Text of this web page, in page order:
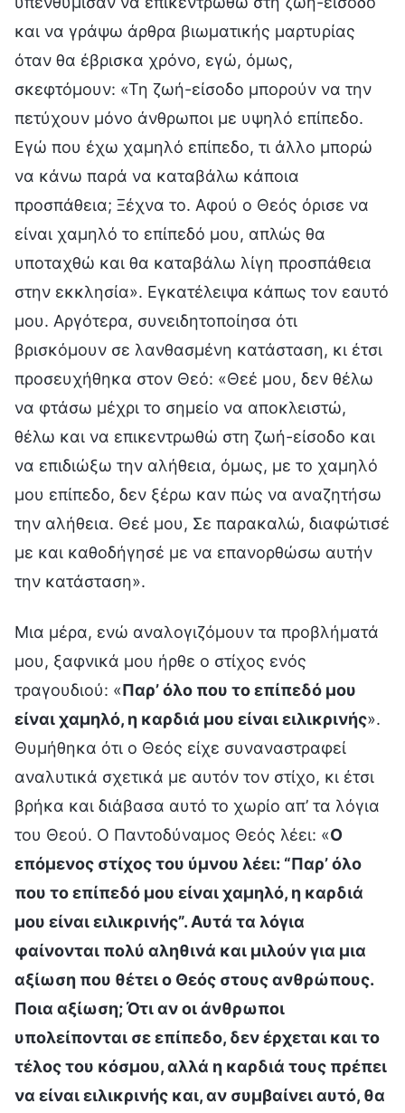
και να γράψω άρθρα βιωματικής μαρτυρίας
όταν θα έβρισκα χρόνο, εγώ, όμως,
σκεφτόμουν: «Τη ζωή-είσοδο μπορούν να την
πετύχουν μόνο άνθρωποι με υψηλό επίπεδο.
Εγώ που έχω χαμηλό επίπεδο, τι άλλο μπορώ
να κάνω παρά να καταβάλω κάποια
προσπάθεια; Ξέχνα το. Αφού ο Θεός όρισε να
είναι χαμηλό το επίπεδό μου, απλώς θα
υποταχθώ και θα καταβάλω λίγη προσπάθεια
στην εκκλησία». Εγκατέλειψα κάπως τον εαυτό
μου. Αργότερα, συνειδητοποίησα ότι
βρισκόμουν σε λανθασμένη κατάσταση, κι έτσι
προσευχήθηκα στον Θεό: «Θεέ μου, δεν θέλω
να φτάσω μέχρι το σημείο να αποκλειστώ,
θέλω και να επικεντρωθώ στη ζωή-είσοδο και
να επιδιώξω την αλήθεια, όμως, με το χαμηλό
μου επίπεδο, δεν ξέρω καν πώς να αναζητήσω
την αλήθεια. Θεέ μου, Σε παρακαλώ, διαφώτισέ
με και καθοδήγησέ με να επανορθώσω αυτήν
την κατάσταση».
Μια μέρα, ενώ αναλογιζόμουν τα προβλήματά
μου, ξαφνικά μου ήρθε ο στίχος ενός
τραγουδιού: «Παρ’ όλο που το επίπεδό μου
είναι χαμηλό, η καρδιά μου είναι ειλικρινής».
Θυμήθηκα ότι ο Θεός είχε συναναστραφεί
αναλυτικά σχετικά με αυτόν τον στίχο, κι έτσι
βρήκα και διάβασα αυτό το χωρίο απ’ τα λόγια
του Θεού. Ο Παντοδύναμος Θεός λέει: «Ο
επόμενος στίχος του ύμνου λέει: “Παρ’ όλο
που το επίπεδό μου είναι χαμηλό, η καρδιά
μου είναι ειλικρινής”. Αυτά τα λόγια
φαίνονται πολύ αληθινά και μιλούν για μια
αξίωση που θέτει ο Θεός στους ανθρώπους.
Ποια αξίωση; Ότι αν οι άνθρωποι
υπολείπονται σε επίπεδο, δεν έρχεται και το
τέλος του κόσμου, αλλά η καρδιά τους πρέπει
να είναι ειλικρινής και, αν συμβαίνει αυτό, θα